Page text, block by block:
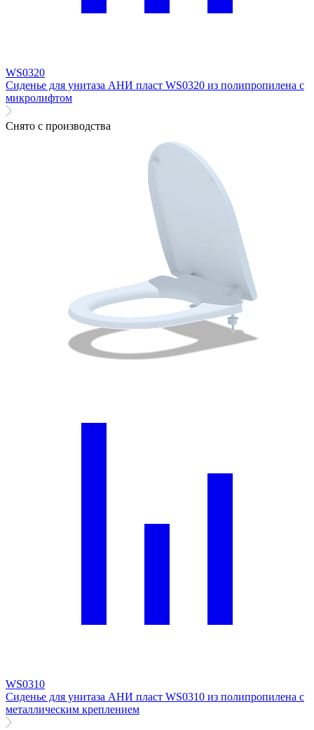
WS0320
Сиденье для унитаза АНИ пласт WS0320 из полипропилена с
микролифтом
Снято с производства
WS0310
Сиденье для унитаза АНИ пласт WS0310 из полипропилена с
металлическим креплением